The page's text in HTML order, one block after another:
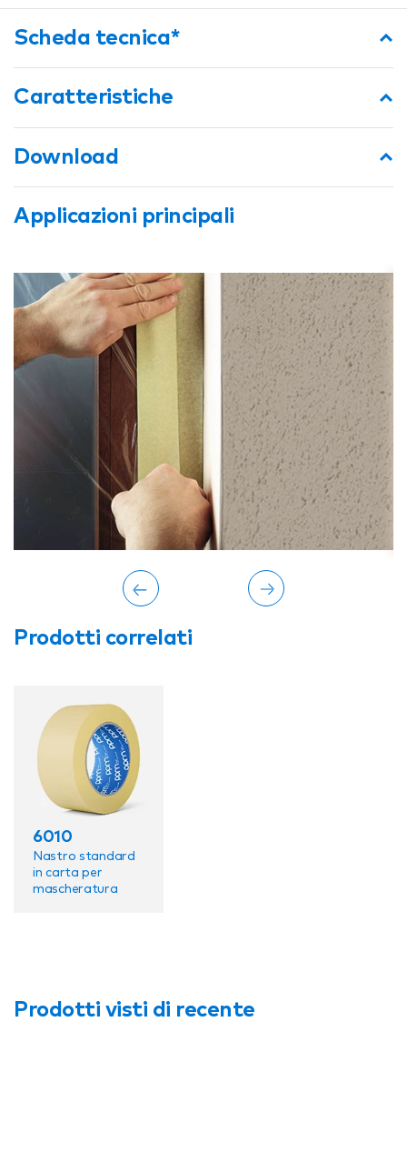
Scheda tecnica*
Caratteristiche
Download
Applicazioni principali
Prodotti correlati
6010
Nastro standard
in carta per
mascheratura
Prodotti visti di recente